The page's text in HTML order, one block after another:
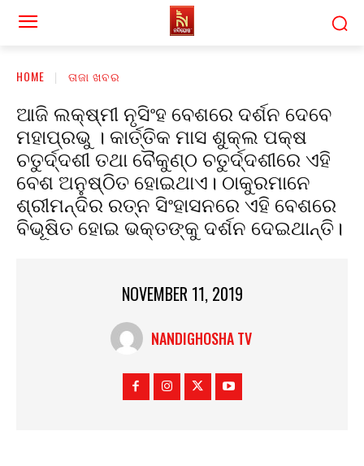
HOME ତାଜା ଖବର
ଆଜି ଲକ୍ଷ୍ମୀ ନୃସିଂହ ବେଶରେ ଦର୍ଶନ ଦେବେ
ମହାପ୍ରଭୁ । କାର୍ତ୍ତିକ ମାସ ଶୁକ୍ଲ ପକ୍ଷ
ଚତୁର୍ଦ୍ଦଶୀ ତଥା ବୈକୁଣ୍ଠ ଚତୁର୍ଦ୍ଦଶୀରେ ଏହି
ବେଶ ଅନୁଷ୍ଠିତ ହୋଇଥାଏ। ଠାକୁରମାନେ
ଶ୍ରୀମନ୍ଦିର ରତ୍ନ ସିଂହାସନରେ ଏହି ବେଶରେ
ବିଭୂଷିତ ହୋଇ ଭକ୍ତଙ୍କୁ ଦର୍ଶନ ଦେଇଥାନ୍ତି।
NOVEMBER 11, 2019
NANDIGHOSHA TV